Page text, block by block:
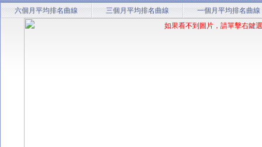
六個月平均排名曲線 三個月平均排名曲線 一個月平均排名曲線